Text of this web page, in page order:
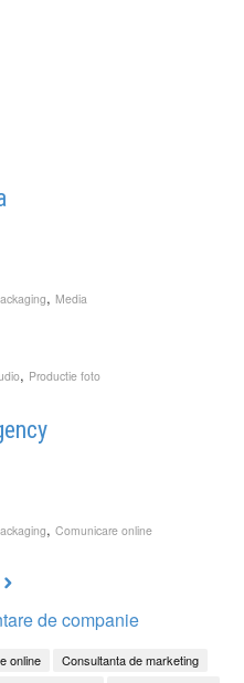
, Media
, Productie foto
, Comunicare online
de companie
online
Consultanta de marketing